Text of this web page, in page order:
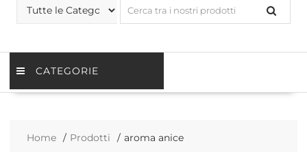
CATEGORIE
Home Prodotti aroma anice